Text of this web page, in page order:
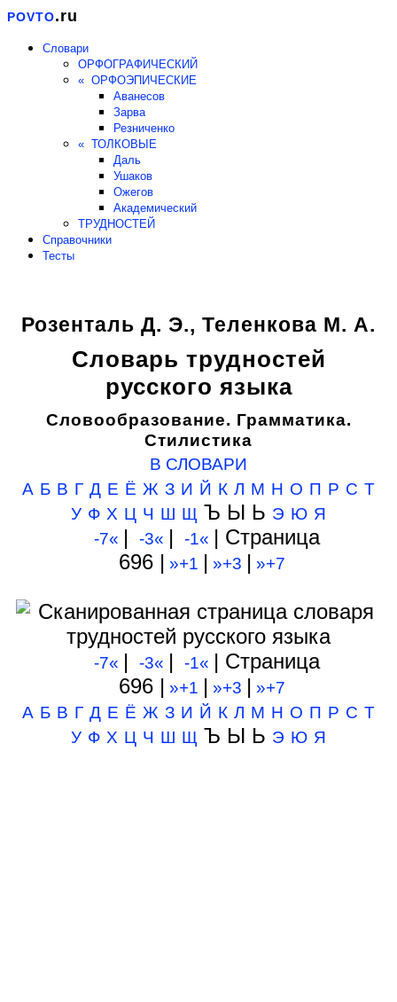
POVTO.ru
Словари
ОРФОГРАФИЧЕСКИЙ
« ОРФОЭПИЧЕСКИЕ
Аванесов
Зарва
Резниченко
« ТОЛКОВЫЕ
Даль
Ушаков
Ожегов
Академический
ТРУДНОСТЕЙ
Справочники
Тесты
Розенталь Д. Э., Теленкова М. А.
Словарь трудностей
русского языка
Словообразование. Грамматика.
Стилистика
В СЛОВАРИ
А Б В Г Д Е Ё Ж З И Й К Л М Н О П Р С Т
У Ф Х Ц Ч Ш Щ Ъ Ы Ь Э Ю Я
-7« | -3« | -1« | Cтраница
696 | »+1 | »+3 | »+7
-7« | -3« | -1« | Cтраница
696 | »+1 | »+3 | »+7
А Б В Г Д Е Ё Ж З И Й К Л М Н О П Р С Т
У Ф Х Ц Ч Ш Щ Ъ Ы Ь Э Ю Я